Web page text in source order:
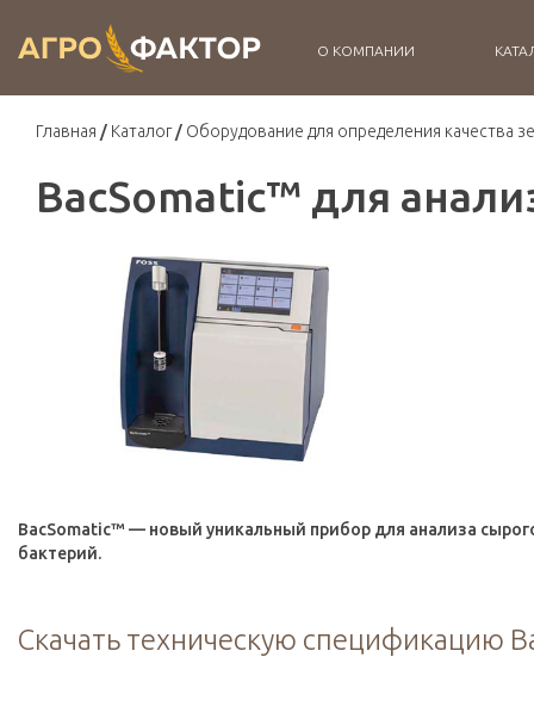
О КОМПАНИИ
Главная Каталог Оборудование для определения качества
BacSomatic™ для
BacSomatic™ — новый уникальный прибор для анализа
бактерий.
Скачать техническую спецификацию